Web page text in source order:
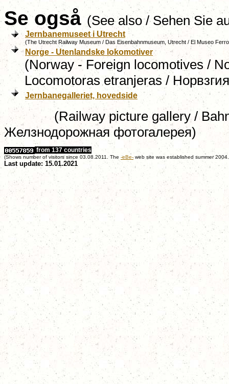
Se også (See also / Sehen Sie
Jernbanemuseet i Utrecht
(The Utrecht Railway Museum / Das Eisenbahnmuseum, Utrecht / El Museo
Norge - Utenlandske lokomotiver
(Norway - Foreign locomotives /
Locomotoras etranjeras /
Jernbanegalleriet, hovedside
(Railway picture gallery /
Желзнодорожная фотогалерея)
from 137 countries
(Shows number of visitors since 03.08.2011. The -eBe-web site was established summer
Last update: 15.01.2021